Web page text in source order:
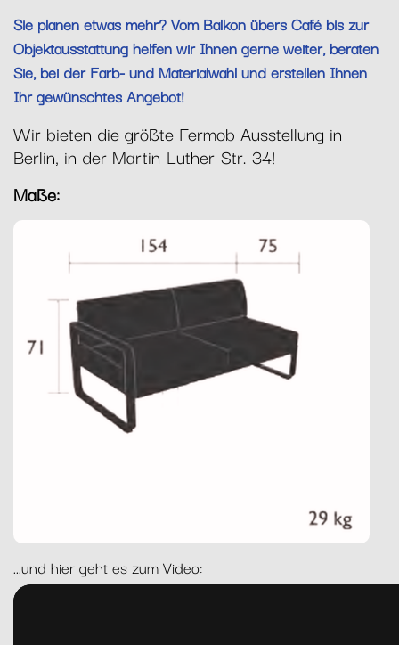
Sie planen etwas mehr? Vom Balkon übers Café bis zur
Objektausstattung helfen wir Ihnen gerne weiter, beraten
Sie, bei der Farb- und Materialwahl und erstellen Ihnen
Ihr gewünschtes Angebot!
Wir bieten die größte Fermob Ausstellung in
Berlin, in der Martin-Luther-Str. 34!
Maße:
...und hier geht es zum Video: